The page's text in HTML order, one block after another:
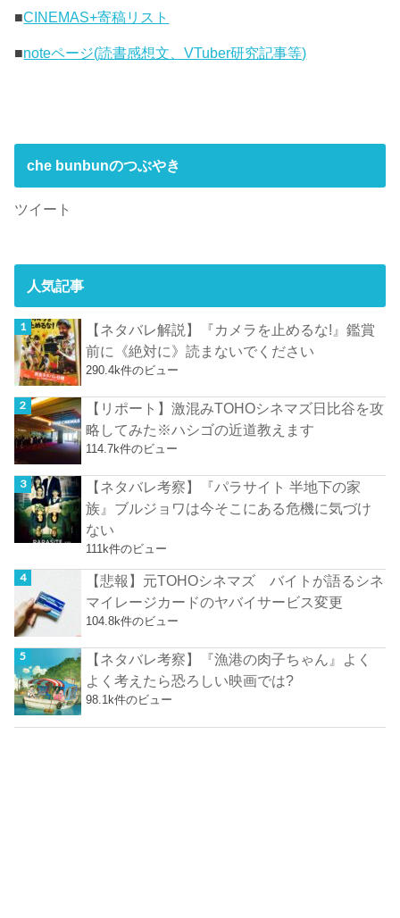
■CINEMAS+寄稿リスト
■noteページ(読書感想文、VTuber研究記事等)
che bunbunのつぶやき
ツイート
人気記事
【ネタバレ解説】『カメラを止めるな!』鑑賞
前に《絶対に》読まないでください
290.4k件のビュー
【リポート】激混みTOHOシネマズ日比谷を攻
略してみた※ハシゴの近道教えます
114.7k件のビュー
【ネタバレ考察】『パラサイト 半地下の家
族』ブルジョワは今そこにある危機に気づけ
ない
111k件のビュー
【悲報】元TOHOシネマズ バイトが語るシネ
マイレージカードのヤバイサービス変更
104.8k件のビュー
【ネタバレ考察】『漁港の肉子ちゃん』よく
よく考えたら恐ろしい映画では?
98.1k件のビュー